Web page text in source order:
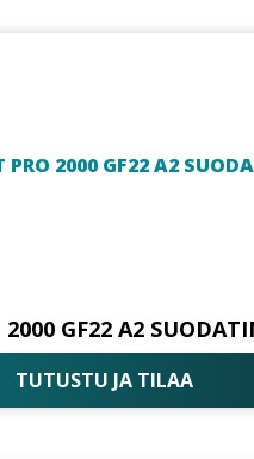
2000 GF22 A2
TUTUSTU JA TILAA